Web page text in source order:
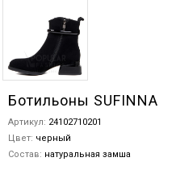
Ботильоны SUFINNA
Артикул: 24102710201
Цвет: черный
Состав: натуральная замша